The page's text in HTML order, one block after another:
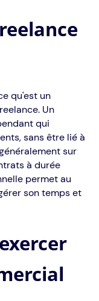
qu'est un
Un
qui
sans être lié à
sur
à durée
permet au
son temps et